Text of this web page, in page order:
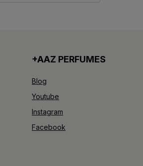
+AAZ PERFUMES
Blog
Youtube
Instagram
Facebook